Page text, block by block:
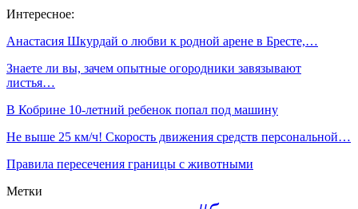
Интересное:
Анастасия Шкурдай о любви к родной арене в Бресте,…
Знаете ли вы, зачем опытные огородники завязывают
листья…
В Кобрине 10-летний ребенок попал под машину
Не выше 25 км/ч! Скорость движения средств персональной…
Правила пересечения границы с животными
Метки